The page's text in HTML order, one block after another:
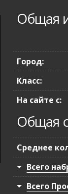
Общая
Город:
Класс:
На сайте с:
Общая
Среднее
Всего
Всего